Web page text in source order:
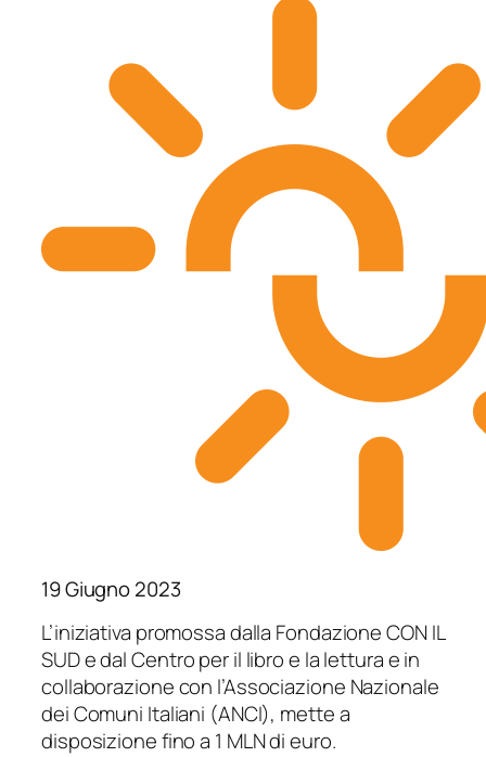
19 Giugno 2023
L’iniziativa promossa dalla Fondazione CON IL
SUD e dal Centro per il libro e la lettura e in
collaborazione con l’Associazione Nazionale
dei Comuni Italiani (ANCI), mette a
disposizione fino a 1 MLN di euro.